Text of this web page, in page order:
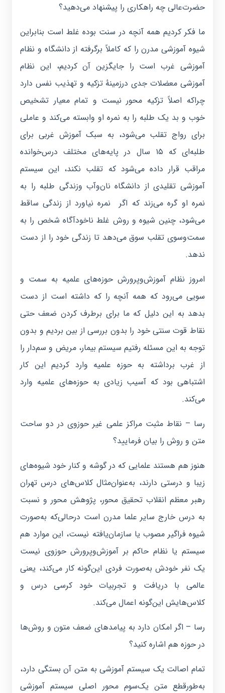
حضرت‌عالی چه راهکاری را پیشنهاد می‌دهید؟
ما فکر کردیم همه آنچه در سنت بوده غلط است بنابراین
شیوه آموزشی مدرن را که کاملاً برگرفته از دانشگاه و نظام
آموزشی غرب است را جایگزین آن کردیم، این نظام
آموزشی معضلات جدی درزمینهٔ تزکیه و تهذیب نفس دارد
چراکه اصلاً تزکیه محور نیست و تمام معیار تشخیص
خوب و بد یک طلبه را به نمره او وابسته می‌کند و عاملی
برای رواج تقلب می‌شود، به سبک آموزش غربی برای
طلبه‌ای که ۱۵ سال در پایه‌های مختلف درس‌خوانده
مراقب قرار داده می‌شود که تقلب نکند، این سیستم
آموزشی تقلیدی از دانشگاه نان‌وآب وزندگی طلبه را به
نمره او گره می‌زند که اگر نمره نیاورد از زندگی ساقط
می‌شود، چنین شیوه و روش غلط ناخودآگاه شخص را به
سمت‌وسوی تقلب سوق می‌دهد تا زندگی خود را از دست
ندهد.
امروز نظام آموزش‌وپرورش حوزه‌های علمیه به سمت و
سویی می‌رود که همه آنچه را که داشته است از دست
بدهد به این دلیل که ما برای برطرف کردن ضعف حتی
نقاط قوت سنتی خود را بدون بررسی از بین بردیم و بدون
توجه به این مسئله رفتیم سیستم بیمار، مریض و سم‌دار را
از غرب برداشته به حوزه علمیه وارد کردیم این کار
اشتباهی بود که آسیب زیادی به حوزه‌های علمیه وارد
می‌کند.
رسا – نقاط مثبت مراکز علمی غیر حوزوی در دو ساحت
متن و روش را بیان فرمایید؟
هنوز هم هستند علمایی که در گوشه و کنار خود شیوه‌های
زیبا و درستی دارند، به‌عنوان‌مثال کلاس‌های درس تهران
رهبر معظم انقلاب تحقیق محور، پژوهش محور و نسبت
به درس خارج‌ سایر علما مدرن است درحالی‌که به‌صورت
شیوه فراگیر مصوب یا سازمان‌یافته نیست، این موارد هم
سیستم یا نظام حاکم بر آموزش‌وپرورش حوزوی نیست
یک نفر خودش به‌صورت فردی این‌گونه کار می‌کند، یعنی
عالمی با دریافت و تجربیات خود کرسی درس و
کلاس‌هایش این‌گونه اعمال می‌کند.
رسا – اگر امکان دارد به پیامدهای ضعف متون و روش‌ها
در حوزه هم اشاره‌ کنید؟
تمام اصالت یک سیستم آموزشی به متن آن بستگی دارد،
به‌طورقطع متن یک‌سوم محور اصلی سیستم آموزشی